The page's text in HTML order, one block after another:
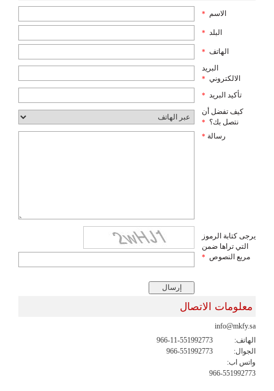
الاسم *
البلد *
الهاتف *
البريد
الالكتروني *
تأكيد البريد *
كيف تفضل أن
نتصل بك؟ *
رسالة *
يرجى كتابة الرموز
التي تراها ضمن
مربع النصوص *
معلومات الاتصال
info@mkfy.sa
الهاتف:
966-11-551992773
الجوال:
966-551992773
واتس اب:
966-551992773